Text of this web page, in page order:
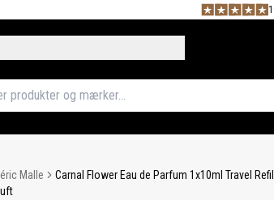
Malle
Carnal Flower Eau de Parfum 1x10ml Travel Refill